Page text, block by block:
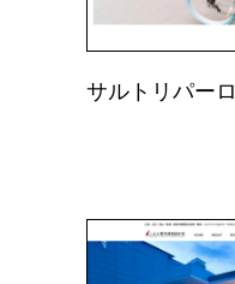
サルトリパーロ